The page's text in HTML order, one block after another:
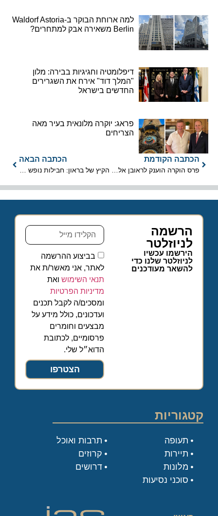
למה ארוחת הבוקר ב-Waldorf Astoria
Berlin משאירה אבק למתחרים?
דיפלומטיה וחגיגיות בבירה: מלון
"המלך דוד" אירח את השגרירים
החדשים בישראל
פראג: יוקרה מלונאית בעיר מאה
הצריחים
הכתבה הקודמת
פרס הוקרה הוענק לראובן אלקס, מנכ"ל ושותף ברשת בראון
הכתבה הבאה
הקיץ של בראון: חבילות נופש עם הופעות חיות והטבות בלעדיות
הרשמה
לניוזלטר
הירשמו עכשיו
לניוזלטר שלנו כדי
להשאר מעודכנים
בביצוע ההרשמה
לאתר, אני מאשר/ת את
תנאי השימוש ואת
מדיניות הפרטיות
ומסכים/ה לקבל תכנים
ועדכונים, כולל מידע על
מבצעים וחומרים
פרסומיים, לכתובת
הדוא״ל שלי.
הצטרפו
קטגוריות
תעופה
תיירות
מלונות
סוכני נסיעות
תרבות ואוכל
קרוזים
דרושים